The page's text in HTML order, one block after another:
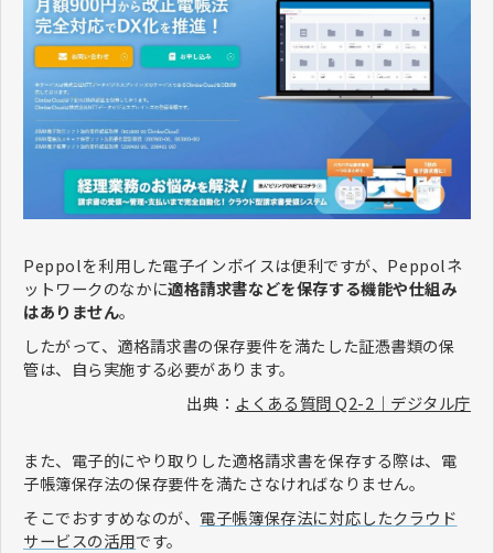
Peppolを利用した電子インボイスは便利ですが、Peppolネ
ットワークのなかに適格請求書などを保存する機能や仕組み
はありません。
したがって、適格請求書の保存要件を満たした証憑書類の保
管は、自ら実施する必要があります。
出典： よくある質問 Q2-2｜デジタル庁
また、電子的にやり取りした適格請求書を保存する際は、電
子帳簿保存法の保存要件を満たさなければなりません。
そこでおすすめなのが、 電子帳簿保存法に対応したクラウド
サービスの活用です。